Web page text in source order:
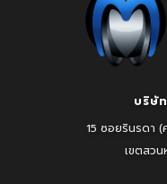
บริษั
15 ซอยรินรดา
เขตสว